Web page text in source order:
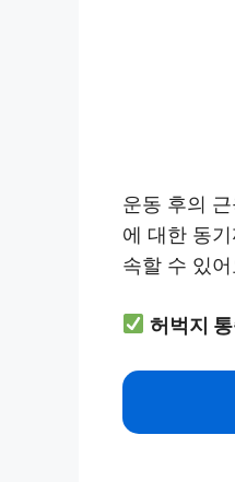
운동 후의
에 대한 동
속할 수 있
허벅지